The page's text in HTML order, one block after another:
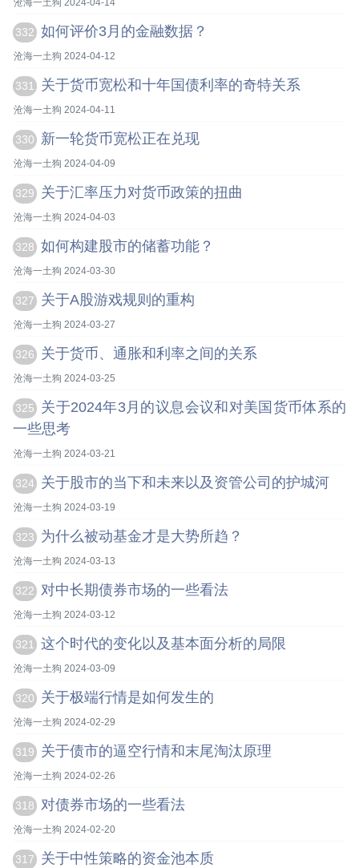
沧海一土狗 2024-04-14
332 如何评价3月的金融数据？
沧海一土狗 2024-04-12
331 关于货币宽松和十年国债利率的奇特关系
沧海一土狗 2024-04-11
330 新一轮货币宽松正在兑现
沧海一土狗 2024-04-09
329 关于汇率压力对货币政策的扭曲
沧海一土狗 2024-04-03
328 如何构建股市的储蓄功能？
沧海一土狗 2024-03-30
327 关于A股游戏规则的重构
沧海一土狗 2024-03-27
326 关于货币、通胀和利率之间的关系
沧海一土狗 2024-03-25
325
关于2024年3月的议息会议和对美国货币体系的
一些思考
沧海一土狗 2024-03-21
324 关于股市的当下和未来以及资管公司的护城河
沧海一土狗 2024-03-19
323 为什么被动基金才是大势所趋？
沧海一土狗 2024-03-13
322 对中长期债券市场的一些看法
沧海一土狗 2024-03-12
321 这个时代的变化以及基本面分析的局限
沧海一土狗 2024-03-09
320 关于极端行情是如何发生的
沧海一土狗 2024-02-29
319 关于债市的逼空行情和末尾淘汰原理
沧海一土狗 2024-02-26
318 对债券市场的一些看法
沧海一土狗 2024-02-20
317 关于中性策略的资金池本质